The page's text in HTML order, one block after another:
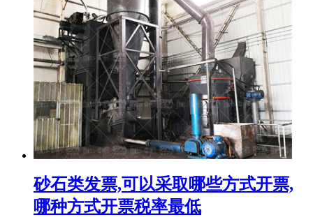
砂石类发票,可以采取哪些方式开票,
哪种方式开票税率最低